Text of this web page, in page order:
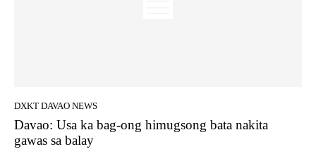
DXKT DAVAO NEWS
Davao: Usa ka bag-ong himugsong bata nakita
gawas sa balay